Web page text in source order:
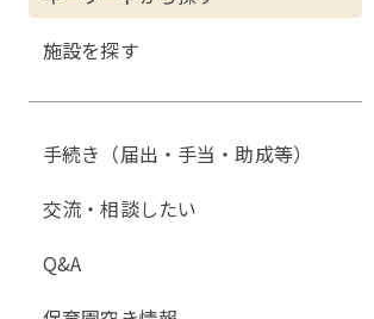
施設を探す
手続き（届出・手当・助成等）
交流・相談したい
Q&A